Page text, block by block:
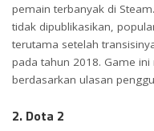
pemain terbanyak di
tidak dipublikasikan,
terutama setelah
pada tahun 2018. Game
berdasarkan ulasan
2. Dota 2